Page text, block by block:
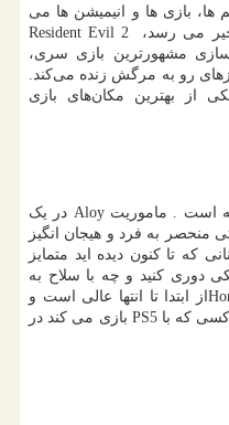
بازی ها و انیمیشن ها می
می رسد، Resident Evil 2
مشهورترین بازی سری،
رو به مرگش زنده می‌کند.
از بهترین مکان‌های بازی
است . ماموریت Aloy در یک
منحصر به فرد و هیجان انگیز
که تا کنون دیده اید متمایز
دوری کنید و چه با سلاح به
از ابتدا تا انتها عالی است و
PS5 بازی می کند در